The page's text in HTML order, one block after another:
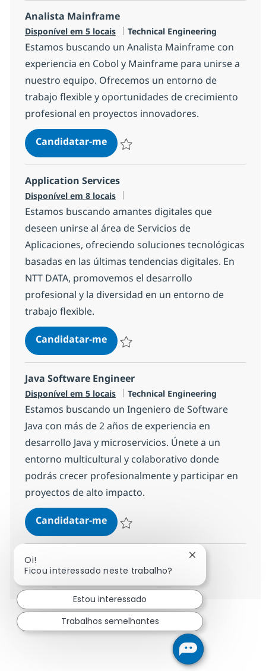
Analista Mainframe
Disponível em 5 locais Categoria
Technical Engineering
Estamos buscando un Analista Mainframe con
experiencia en Cobol y Mainframe para unirse a
nuestro equipo. Ofrecemos un entorno de
trabajo flexible y oportunidades de crecimiento
profesional en proyectos innovadores.
Candidatar-meAnalista Mainframe
Application Services
Disponível em 8 locais
Estamos buscando amantes digitales que
deseen unirse al área de Servicios de
Aplicaciones, ofreciendo soluciones tecnológicas
basadas en las últimas tendencias digitales. En
NTT DATA, promovemos el desarrollo
profesional y la diversidad en un entorno de
trabajo flexible.
Candidatar-meApplication Services
Java Software Engineer
Disponível em 5 locais Categoria
Technical Engineering
Estamos buscando un Ingeniero de Software
Java con más de 2 años de experiencia en
desarrollo Java y microservicios. Únete a un
entorno multicultural y colaborativo donde
podrás crecer profesionalmente y participar en
proyectos de alto impacto.
Candidatar-meJava Software Engineer
Ver mais
Oi!
Ficou interessado neste trabalho?
Fechar
Estou interessado
Trabalhos semelhantes